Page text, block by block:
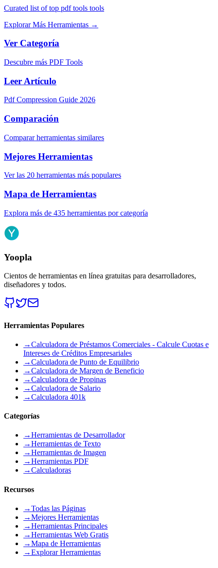
Curated list of top pdf tools tools
Explorar Más Herramientas →
Ver Categoría
Descubre más PDF Tools
Leer Artículo
Pdf Compression Guide 2026
Comparación
Comparar herramientas similares
Mejores Herramientas
Ver las 20 herramientas más populares
Mapa de Herramientas
Explora más de 435 herramientas por categoría
Yoopla
Cientos de herramientas en línea gratuitas para desarrolladores,
diseñadores y todos.
Herramientas Populares
→Calculadora de Préstamos Comerciales - Calcule Cuotas e
Intereses de Créditos Empresariales
→Calculadora de Punto de Equilibrio
→Calculadora de Margen de Beneficio
→Calculadora de Propinas
→Calculadora de Salario
→Calculadora 401k
Categorías
→Herramientas de Desarrollador
→Herramientas de Texto
→Herramientas de Imagen
→Herramientas PDF
→Calculadoras
Recursos
→Todas las Páginas
→Mejores Herramientas
→Herramientas Principales
→Herramientas Web Gratis
→Mapa de Herramientas
→Explorar Herramientas